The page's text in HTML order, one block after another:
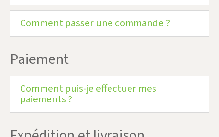
Comment passer une commande ?
Paiement
Comment puis-je effectuer mes
paiements ?